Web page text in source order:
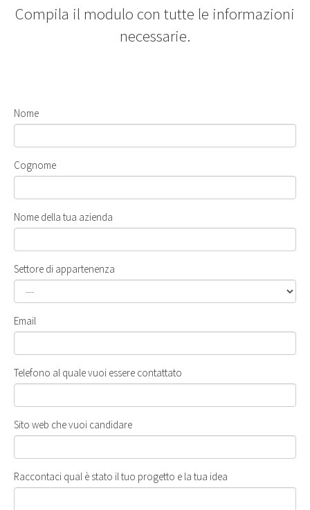
Compila il modulo con tutte le informazioni
necessarie.
Nome
Cognome
Nome della tua azienda
Settore di appartenenza
Email
Telefono al quale vuoi essere contattato
Sito web che vuoi candidare
Raccontaci qual è stato il tuo progetto e la tua idea